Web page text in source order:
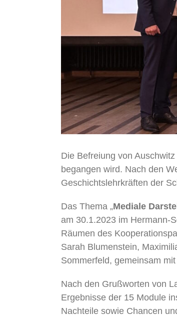
Die Befreiung von
begangen wird. Nach den
Geschichtslehrkräften der
Das Thema „Mediale
am 30.1.2023 im Hermann-
Räumen des
Sarah Blumenstein,
Sommerfeld, gemeinsam
Nach den Grußworten von
Ergebnisse der 15 Module
Nachteile sowie Chancen